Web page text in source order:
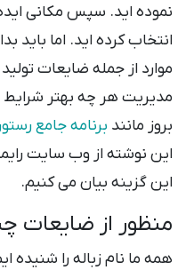
نموده اید. سپس مکانی
انتخاب کرده اید. اما باید
موارد از جمله ضایعات
مدیریت هر چه بهتر شرایط
بروز مانند برنامه جامع
این نوشته از وب سایت
این گزینه بیان می کنیم.
منظور از ضایعات
همه ما نام زباله را شنیده